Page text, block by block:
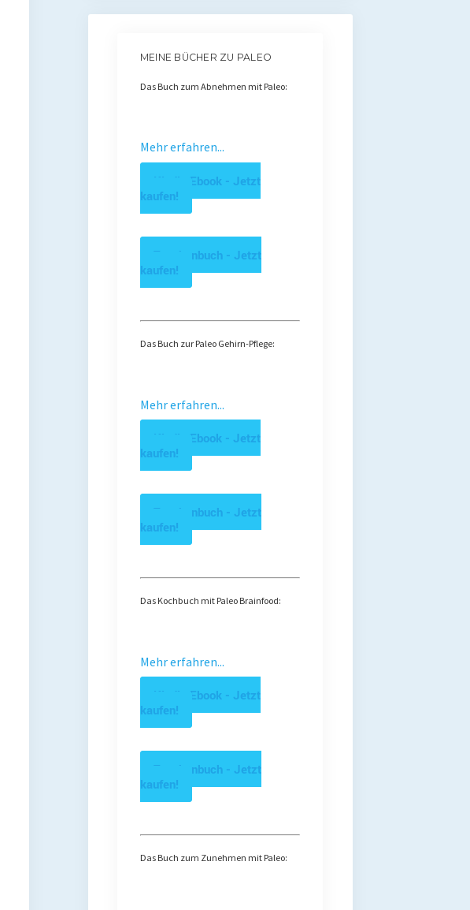
MEINE BÜCHER ZU PALEO
Das Buch zum Abnehmen mit Paleo:
Mehr erfahren...
Kindle Ebook - Jetzt
kaufen!
Taschenbuch - Jetzt
kaufen!
Das Buch zur Paleo Gehirn-Pflege:
Mehr erfahren...
Kindle Ebook - Jetzt
kaufen!
Taschenbuch - Jetzt
kaufen!
Das Kochbuch mit Paleo Brainfood:
Mehr erfahren...
Kindle Ebook - Jetzt
kaufen!
Taschenbuch - Jetzt
kaufen!
Das Buch zum Zunehmen mit Paleo: